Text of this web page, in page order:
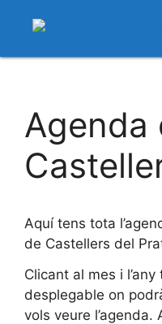
contingut
Agenda
Aquí tens tota
de Castellers del
Clicant al mes i l’any
desplegable on
vols veure